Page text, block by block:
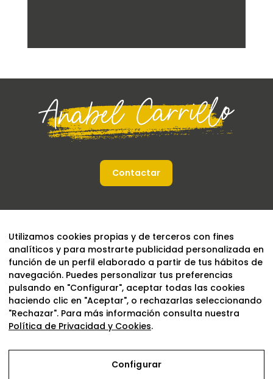
Contactar
Utilizamos cookies propias y de terceros con fines
analíticos y para mostrarte publicidad personalizada en
función de un perfil elaborado a partir de tus hábitos de
navegación. Puedes personalizar tus preferencias
pulsando en "Configurar", aceptar todas las cookies
haciendo clic en "Aceptar", o rechazarlas seleccionando
"Rechazar". Para más información consulta nuestra
Política de Privacidad y Cookies.
Configurar